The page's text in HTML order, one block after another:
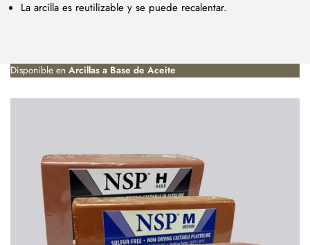
La arcilla es reutilizable y se puede recalentar.
Disponible en Arcillas a Base de Aceite